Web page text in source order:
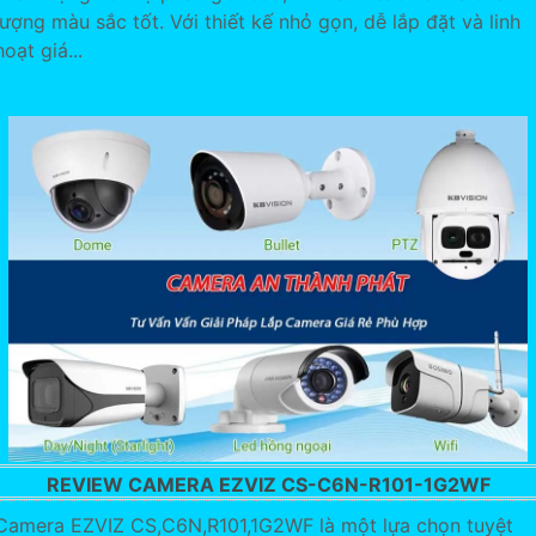
màu sắc tốt. Với thiết kế nhỏ gọn, dễ lắp đặt và linh
giá...
REVIEW CAMERA EZVIZ CS-C6N-R101-1G2WF
EZVIZ CS,C6N,R101,1G2WF là một lựa chọn tuyệt